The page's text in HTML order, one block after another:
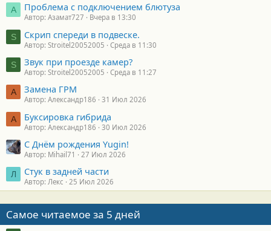
А Проблема с подключением блютуза
Автор: Азамат727 Вчера в 13:30
S Скрип спереди в подвеске.
Автор: Stroitel20052005 Среда в 11:30
S Звук при проезде камер?
Автор: Stroitel20052005 Среда в 11:27
А Замена ГРМ
Автор: Александр186 31 Июл 2026
А Буксировка гибрида
Автор: Александр186 30 Июл 2026
С Днём рождения Yugin!
Автор: Mihail71 27 Июл 2026
Л Стук в задней части
Автор: Лекс 25 Июл 2026
Самое читаемое за 5 дней